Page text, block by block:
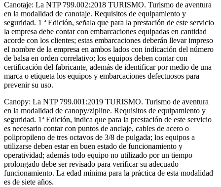
Canotaje: La NTP 799.002:2018 TURISMO. Turismo de aventura
en la modalidad de canotaje. Requisitos de equipamiento y
seguridad. 1 ª Edición, señala que para la prestación de este servicio
la empresa debe contar con embarcaciones equipadas en cantidad
acorde con los clientes; estas embarcaciones deberán llevar impreso
el nombre de la empresa en ambos lados con indicación del número
de balsa en orden correlativo; los equipos deben contar con
certificación del fabricante, además de identificar por medio de una
marca o etiqueta los equipos y embarcaciones defectuosos para
prevenir su uso.
Canopy: La NTP 799.001:2019 TURISMO. Turismo de aventura
en la modalidad de canopy/zipline. Requisitos de equipamiento y
seguridad. 1ª Edición, indica que para la prestación de este servicio
es necesario contar con puntos de anclaje, cables de acero o
polipropileno de tres octavos de 3/8 de pulgada; los equipos a
utilizarse deben estar en buen estado de funcionamiento y
operatividad; además todo equipo no utilizado por un tiempo
prolongado debe ser revisado para verificar su adecuado
funcionamiento. La edad mínima para la práctica de esta modalidad
es de siete años.